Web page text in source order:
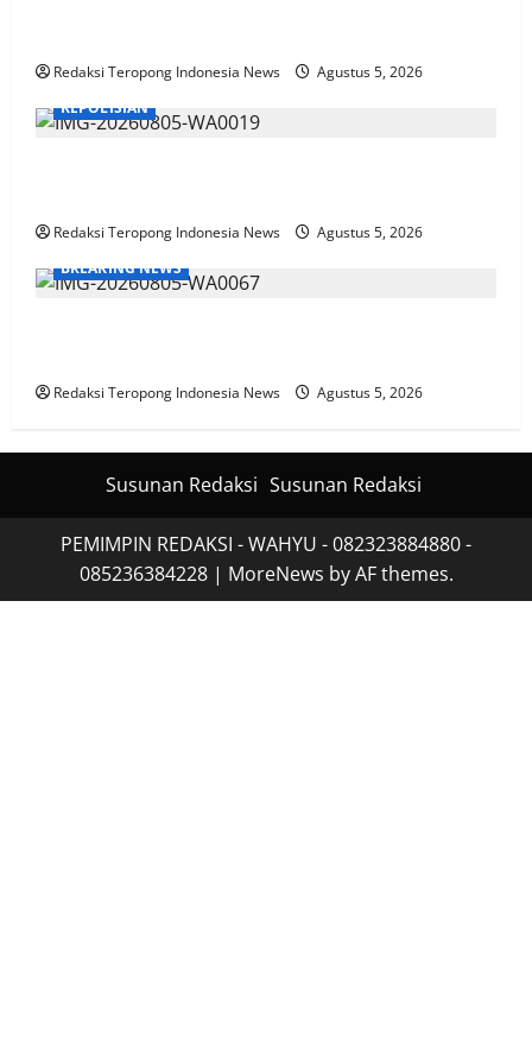
Redaksi Teropong Indonesia News
Agustus 5, 2026
KEPOLISIAN
Redaksi Teropong Indonesia News
Agustus 5, 2026
BREAKING NEWS
Redaksi Teropong Indonesia News Agustus 5, 2026
Susunan Redaksi Susunan Redaksi
PEMIMPIN REDAKSI - WAHYU - 082323884880 -
085236384228 | MoreNews by AF themes.